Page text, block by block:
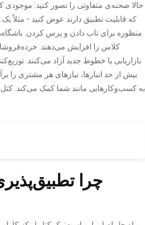
حالا صحنه‌ی متفاوتی را تصور کنید:
منظوره برای تاب دادن و پرس کردن.
کلاس را افزایش می‌دهند.
بازاریابی یا خطوط جدید آزاد می‌کنند.
بیش از حد انبارها، نیازهای هر مشتری
به کسب‌وکارهایی مانند شما کمک می‌کند.
چرا